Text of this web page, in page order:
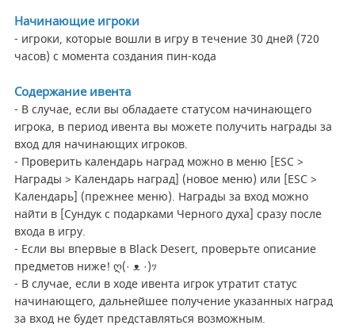
Начинающие игроки
- игроки, которые вошли в игру в течение 30 дней (720
часов) с момента создания пин-кода
Содержание ивента
- В случае, если вы обладаете статусом начинающего
игрока, в период ивента вы можете получить награды за
вход для начинающих игроков.
- Проверить календарь наград можно в меню [ESC >
Награды > Календарь наград] (новое меню) или [ESC >
Календарь] (прежнее меню). Награды за вход можно
найти в [Сундук с подарками Черного духа] сразу после
входа в игру.
- Если вы впервые в Black Desert, проверьте описание
предметов ниже! ღ(· ᴥ ·)ｯ
- В случае, если в ходе ивента игрок утратит статус
начинающего, дальнейшее получение указанных наград
за вход не будет представляться возможным.